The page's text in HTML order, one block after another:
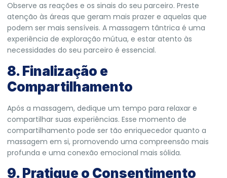
Observe as reações e os sinais do seu parceiro. Preste
atenção às áreas que geram mais prazer e aquelas que
podem ser mais sensíveis. A massagem tântrica é uma
experiência de exploração mútua, e estar atento às
necessidades do seu parceiro é essencial.
8. Finalização e
Compartilhamento
Após a massagem, dedique um tempo para relaxar e
compartilhar suas experiências. Esse momento de
compartilhamento pode ser tão enriquecedor quanto a
massagem em si, promovendo uma compreensão mais
profunda e uma conexão emocional mais sólida.
9. Pratique o Consentimento